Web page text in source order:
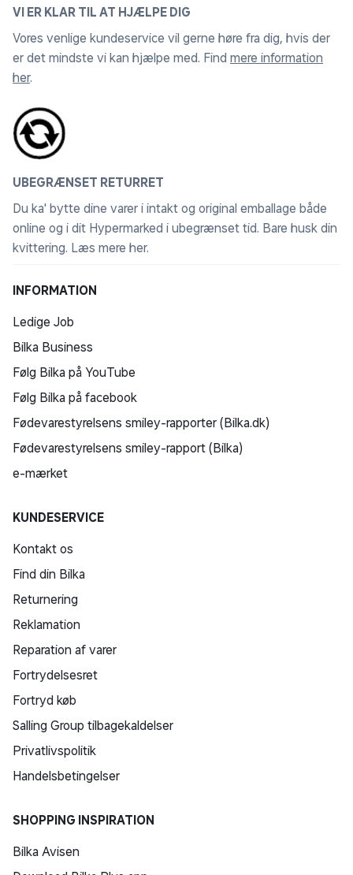
VI ER KLAR TIL AT HJÆLPE DIG
Vores venlige kundeservice vil gerne høre fra dig, hvis der
er det mindste vi kan hjælpe med. Find mere information
her.
UBEGRÆNSET RETURRET
Du ka' bytte dine varer i intakt og original emballage både
online og i dit Hypermarked i ubegrænset tid. Bare husk din
kvittering. Læs mere her.
INFORMATION
Ledige Job
Bilka Business
Følg Bilka på YouTube
Følg Bilka på facebook
Fødevarestyrelsens smiley-rapporter (Bilka.dk)
Fødevarestyrelsens smiley-rapport (Bilka)
e-mærket
KUNDESERVICE
Kontakt os
Find din Bilka
Returnering
Reklamation
Reparation af varer
Fortrydelsesret
Fortryd køb
Salling Group tilbagekaldelser
Privatlivspolitik
Handelsbetingelser
SHOPPING INSPIRATION
Bilka Avisen